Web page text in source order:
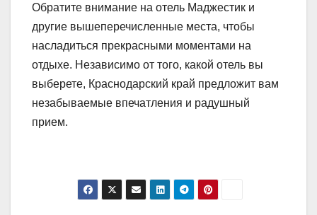
Обратите внимание на отель Маджестик и
другие вышеперечисленные места, чтобы
насладиться прекрасными моментами на
отдыхе. Независимо от того, какой отель вы
выберете, Краснодарский край предложит вам
незабываемые впечатления и радушный
прием.